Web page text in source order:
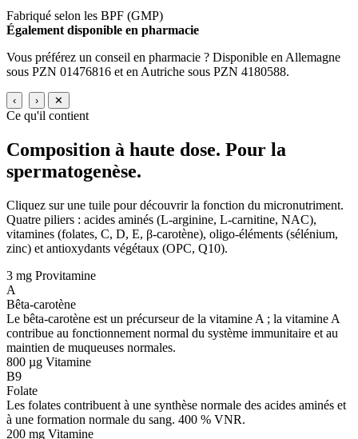
Fabriqué selon les BPF (GMP)
Également disponible en pharmacie
Vous préférez un conseil en pharmacie ? Disponible en Allemagne
sous PZN 01476816 et en Autriche sous PZN 4180588.
‹ › ✕
Ce qu'il contient
Composition à haute dose. Pour la
spermatogenèse.
Cliquez sur une tuile pour découvrir la fonction du micronutriment.
Quatre piliers : acides aminés (L-arginine, L-carnitine, NAC),
vitamines (folates, C, D, E, β-carotène), oligo-éléments (sélénium,
zinc) et antioxydants végétaux (OPC, Q10).
3 mg Provitamine
A
Bêta-carotène
Le bêta-carotène est un précurseur de la vitamine A ; la vitamine A
contribue au fonctionnement normal du système immunitaire et au
maintien de muqueuses normales.
800 µg Vitamine
B9
Folate
Les folates contribuent à une synthèse normale des acides aminés et
à une formation normale du sang. 400 % VNR.
200 mg Vitamine